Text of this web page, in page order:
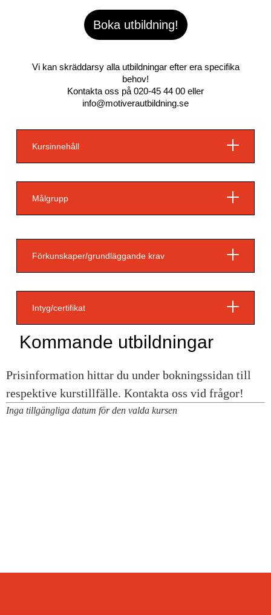
Boka utbildning!
Vi kan skräddarsy alla utbildningar efter era specifika
behov!
Kontakta oss på 020-45 44 00 eller
info@motiverautbildning.se
Kursinnehåll
Målgrupp
Förkunskaper/grundläggande krav
Intyg/certifikat
Kommande utbildningar
Inga tillgängliga datum för den valda kursen